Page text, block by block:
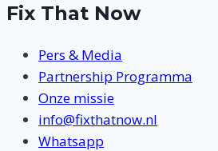
Fix That Now
Pers & Media
Partnership Programma
Onze missie
info@fixthatnow.nl
Whatsapp